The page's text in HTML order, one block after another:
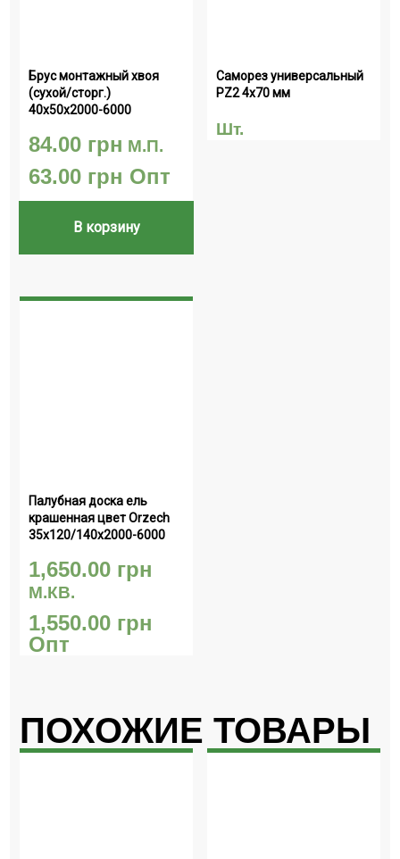
Брус монтажный хвоя
(сухой/сторг.)
40х50х2000-6000
84.00 грн М.П.
63.00 грн Опт
В корзину
Саморез универсальный
PZ2 4х70 мм
Шт.
Палубная доска ель
крашенная цвет Orzech
35х120/140х2000-6000
1,650.00 грн
М.КВ.
1,550.00 грн
Опт
ПОХОЖИЕ ТОВАРЫ